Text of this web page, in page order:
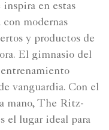
inspira en estas
modernas
y productos de
El gimnasio del
vanguardia. Con el
mano, The Ritz-
el lugar ideal para